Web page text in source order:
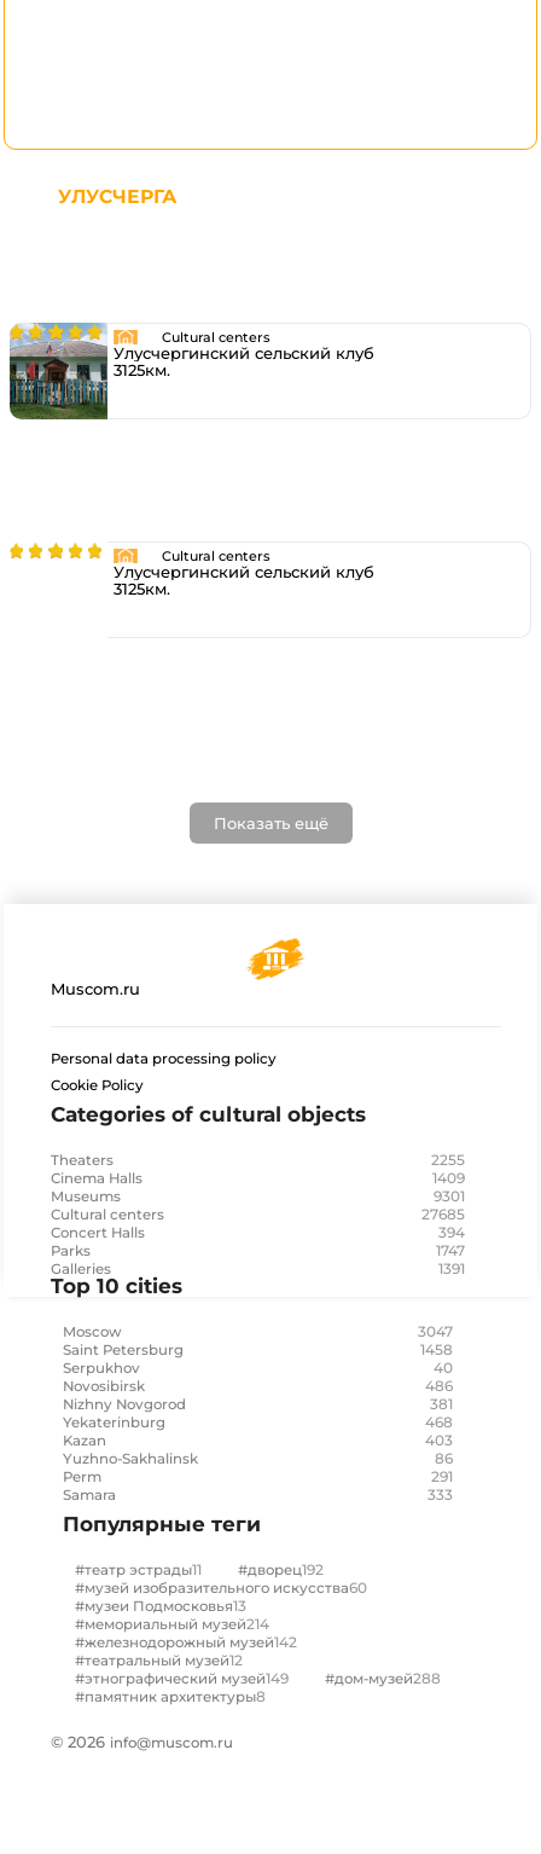
УЛУСЧЕРГА
Cultural centers
Улусчергинский сельский клуб
3125км.
Cultural centers
Улусчергинский сельский клуб
3125км.
Показать ещё
Muscom.ru
Personal data processing policy
Cookie Policy
Categories of cultural objects
Theaters 2255
Cinema Halls 1409
Museums 9301
Cultural centers 27685
Concert Halls 394
Parks 1747
Galleries 1391
Top 10 cities
Moscow 3047
Saint Petersburg 1458
Serpukhov 40
Novosibirsk 486
Nizhny Novgorod 381
Yekaterinburg 468
Kazan 403
Yuzhno-Sakhalinsk 86
Perm 291
Samara 333
Популярные теги
#театр эстрады11 #дворец192
#музей изобразительного искусства60
#музеи Подмосковья13
#мемориальный музей214
#железнодорожный музей142
#театральный музей12
#этнографический музей149 #дом-музей288
#памятник архитектуры8
© 2026 info@muscom.ru